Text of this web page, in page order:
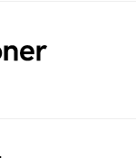
lektioner